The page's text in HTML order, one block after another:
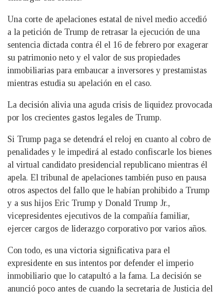
Una corte de apelaciones estatal de nivel medio accedió
a la petición de Trump de retrasar la ejecución de una
sentencia dictada contra él el 16 de febrero por exagerar
su patrimonio neto y el valor de sus propiedades
inmobiliarias para embaucar a inversores y prestamistas
mientras estudia su apelación en el caso.
La decisión alivia una aguda crisis de liquidez provocada
por los crecientes gastos legales de Trump.
Si Trump paga se detendrá el reloj en cuanto al cobro de
penalidades y le impedirá al estado confiscarle los bienes
al virtual candidato presidencial republicano mientras él
apela. El tribunal de apelaciones también puso en pausa
otros aspectos del fallo que le habían prohibido a Trump
y a sus hijos Eric Trump y Donald Trump Jr.,
vicepresidentes ejecutivos de la compañía familiar,
ejercer cargos de liderazgo corporativo por varios años.
Con todo, es una victoria significativa para el
expresidente en sus intentos por defender el imperio
inmobiliario que lo catapultó a la fama. La decisión se
anunció poco antes de cuando la secretaria de Justicia del